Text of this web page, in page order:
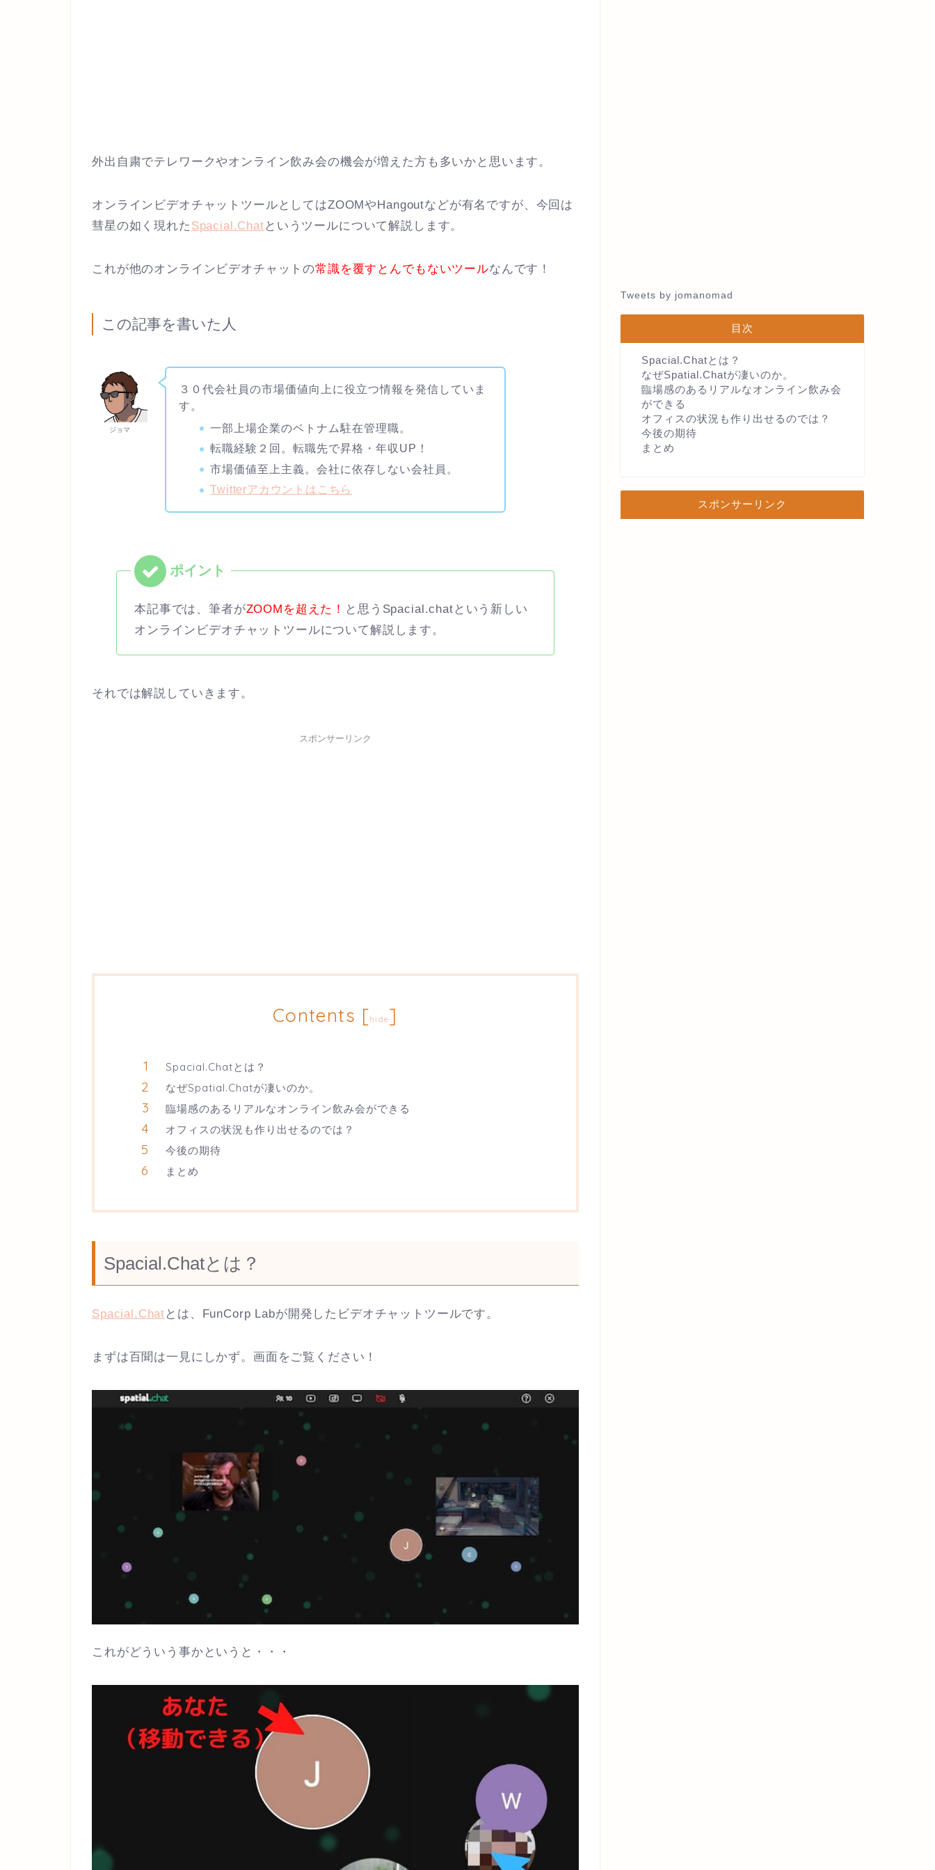
外出自粛でテレワークやオンライン飲み会の機会が増えた方も多いかと思います。
オンラインビデオチャットツールとしてはZOOMやHangoutなどが有名ですが、今回は
彗星の如く現れた Spacial.Chat というツールについて解説します。
これが他のオンラインビデオチャットの常識を覆すとんでもないツールなんです！
この記事を書いた人
ジョマ
３０代会社員の市場価値向上に役立つ情報を発信していま
す。
一部上場企業のベトナム駐在管理職。
転職経験２回。転職先で昇格・年収UP！
市場価値至上主義。会社に依存しない会社員。
Twitterアカウントはこちら
本記事では、筆者がZOOMを超えた！ と思うSpacial.chatという新しい
オンラインビデオチャットツールについて解説します。
それでは解説していきます。
スポンサーリンク
Contents [hide]
Spacial.Chatとは？
なぜSpatial.Chatが凄いのか。
臨場感のあるリアルなオンライン飲み会ができる
オフィスの状況も作り出せるのでは？
今後の期待
まとめ
Spacial.Chatとは？
Spacial.Chat とは、FunCorp Labが開発したビデオチャットツールです。
まずは百聞は一見にしかず。画面をご覧ください！
これがどういう事かというと・・・
Tweets by jomanomad
目次
Spacial.Chatとは？
なぜSpatial.Chatが凄いのか。
臨場感のあるリアルなオンライン飲み会
ができる
オフィスの状況も作り出せるのでは？
今後の期待
まとめ
スポンサーリンク